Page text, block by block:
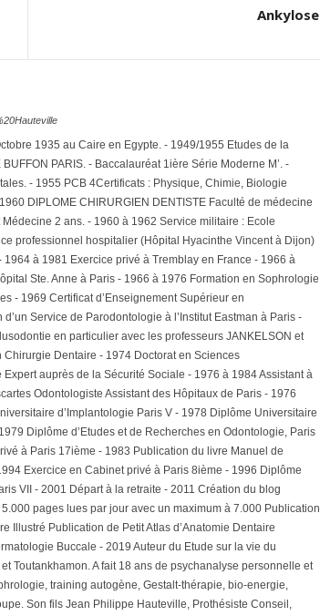
Ankylose
1935 au Caire en Egypte. - 1949/1955 Etudes de la
PARIS. - Baccalauréat 1ière Série Moderne M’. -
- 1955 PCB 4Certificats : Physique, Chimie, Biologie
DIPLOME CHIRURGIEN DENTISTE Faculté de médecine
2 ans. - 1960 à 1962 Service militaire : Ecole
professionnel hospitalier (Hôpital Hyacinthe Vincent à Dijon)
à 1981 Exercice privé à Tremblay en France - 1966 à
Ste. Anne à Paris - 1966 à 1976 Formation en Sophrologie
- 1969 Certificat d’Enseignement Supérieur en
Service de Parodontologie à l’Institut Eastman à Paris -
en particulier avec les professeurs JANKELSON et
Chirurgie Dentaire - 1974 Doctorat en Sciences
auprès de la Sécurité Sociale - 1976 à 1984 Assistant à
Odontologiste Assistant des Hôpitaux de Paris - 1976
d’Implantologie Paris V - 1978 Diplôme Universitaire
Diplôme d’Etudes et de Recherches en Odontologie, Paris
à Paris 17ième - 1983 Publication du livre Manuel de
Exercice en Cabinet privé à Paris 8ième - 1996 Diplôme
VII - 2001 Départ à la retraite - 2011 Création du blog
pages lues par jour avec un maximum à 7.000 Publication
Illustré Publication de Petit Atlas d’Anatomie Dentaire
Buccale - 2019 Auteur du Etude sur la vie du
Toutankhamon. A fait 18 ans de psychanalyse personnelle et
training autogène, Gestalt-thérapie, bio-energie,
Son fils Jean Philippe Hauteville, Prothésiste Conseil,